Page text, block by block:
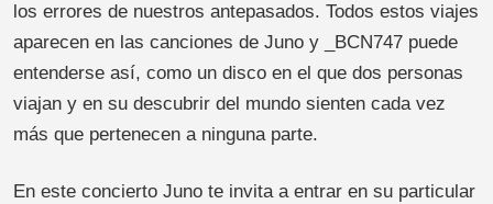
los errores de nuestros antepasados. Todos estos viajes
aparecen en las canciones de Juno y _BCN747 puede
entenderse así, como un disco en el que dos personas
viajan y en su descubrir del mundo sienten cada vez
más que pertenecen a ninguna parte.
En este concierto Juno te invita a entrar en su particular